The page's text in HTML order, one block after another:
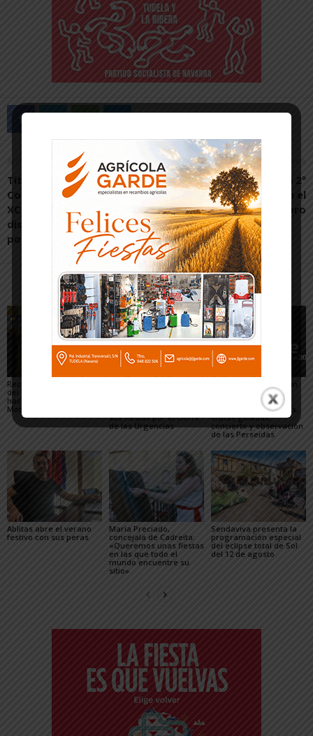
Artículo anterior
Tito Espada gana el «Open
Comarca de las 5 Villas
XCM» en su categoría sin
disputar la última carrera
por lesión
Artículo siguiente
Matrículas de honor en 2º
de bachillerato en el
Instituto Valle del Ebro
Artículos relacionados Más del autor
Recuperado un relieve
del siglo XVI robado
hace 16 años del
Monasterio de Fitero
sus fiestas por el cierre
de las Urgencias
Arguedas presenta un
completo programa
para el eclipse, con
actividades científicas,
visitas guiadas,
concierto y observación
de las Perseidas
Ablitas abre el verano
festivo con sus peras
María Preciado,
concejala de Cadreita:
«Queremos unas fiestas
en las que todo el
mundo encuentre su
sitio»
Sendaviva presenta la
programación especial
del eclipse total de Sol
del 12 de agosto